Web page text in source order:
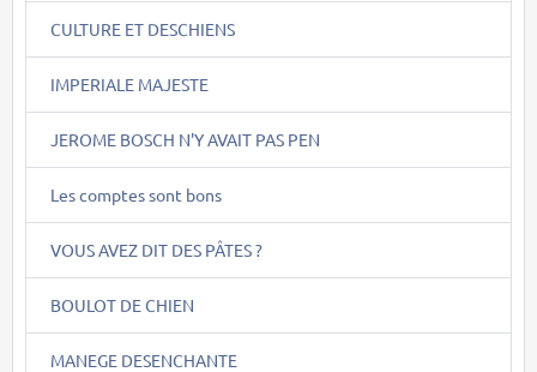
CULTURE ET DESCHIENS
IMPERIALE MAJESTE
JEROME BOSCH N'Y AVAIT PAS PEN
Les comptes sont bons
VOUS AVEZ DIT DES PÂTES ?
BOULOT DE CHIEN
MANEGE DESENCHANTE